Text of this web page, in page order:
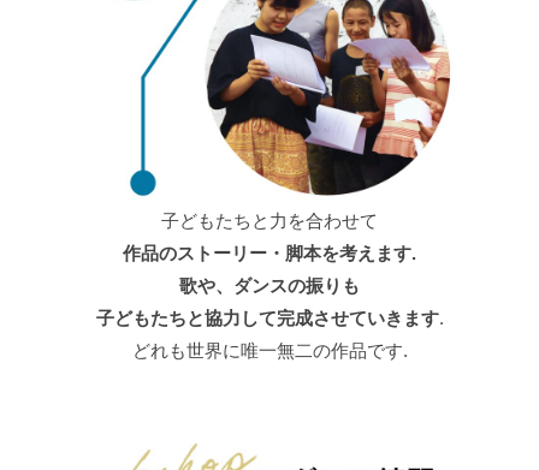
子どもたちと力を合わせて
作品のストーリー・脚本を考えます.
歌や、ダンスの振りも
子どもたちと協力して完成させていきます.
どれも世界に唯一無二の作品です.